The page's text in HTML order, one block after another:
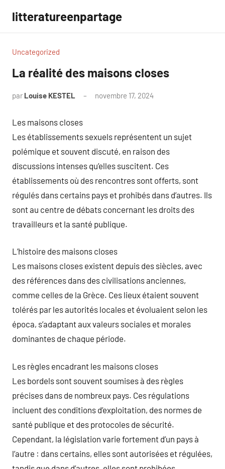
contenu
litteratureenpartage
Uncategorized
La réalité des maisons closes
par Louise KESTEL novembre 17, 2024
Les maisons closes
Les établissements sexuels représentent un sujet
polémique et souvent discuté, en raison des
discussions intenses qu’elles suscitent. Ces
établissements où des rencontres sont offerts, sont
régulés dans certains pays et prohibés dans d’autres. Ils
sont au centre de débats concernant les droits des
travailleurs et la santé publique.
L’histoire des maisons closes
Les maisons closes existent depuis des siècles, avec
des références dans des civilisations anciennes,
comme celles de la Grèce. Ces lieux étaient souvent
tolérés par les autorités locales et évoluaient selon les
época, s’adaptant aux valeurs sociales et morales
dominantes de chaque période.
Les règles encadrant les maisons closes
Les bordels sont souvent soumises à des règles
précises dans de nombreux pays. Ces régulations
incluent des conditions d’exploitation, des normes de
santé publique et des protocoles de sécurité.
Cependant, la législation varie fortement d’un pays à
l’autre : dans certains, elles sont autorisées et régulées,